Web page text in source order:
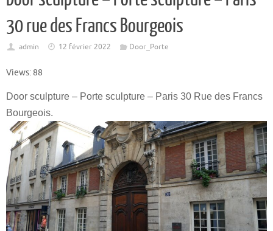
30 rue des Francs Bourgeois
admin 12 février 2022 Door_Porte
Views: 88
Door sculpture – Porte sculpture – Paris 30 Rue des Francs
Bourgeois.